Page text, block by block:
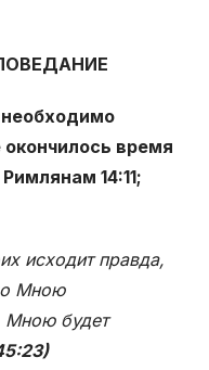
время
14:11;
исходит правда,
Мною
Мною будет